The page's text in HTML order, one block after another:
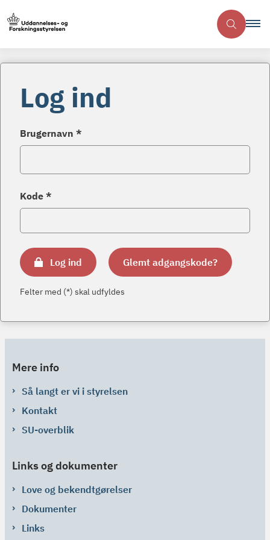
Log ind
Brugernavn *
Kode *
Log ind Glemt adgangskode?
Felter med (*) skal udfyldes
Mere info
Så langt er vi i styrelsen
Kontakt
SU-overblik
Links og dokumenter
Love og bekendtgørelser
Dokumenter
Links